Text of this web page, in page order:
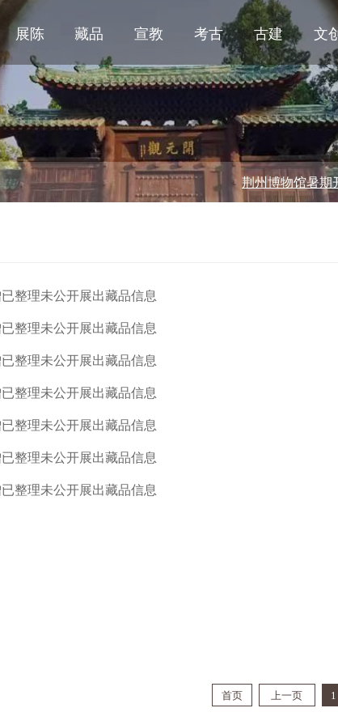
展陈 藏品 宣教 考古 古建 文
荆州博物馆暑期开放
整理未公开展出藏品信息
整理未公开展出藏品信息
整理未公开展出藏品信息
整理未公开展出藏品信息
整理未公开展出藏品信息
整理未公开展出藏品信息
整理未公开展出藏品信息
首页 上一页 1